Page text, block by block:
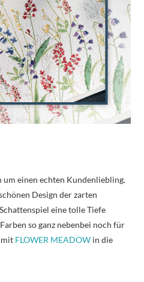
um einen echten Kundenliebling.
Design der zarten
eine tolle Tiefe
so ganz nebenbei noch für
mit FLOWER MEADOW in die